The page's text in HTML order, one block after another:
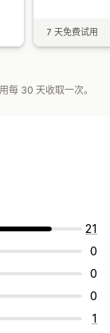
7 天免费试用
每 30 天收取一次。
21
0
0
0
1